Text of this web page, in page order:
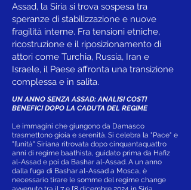
Assad, la Siria si trova sospesa tra
speranze di stabilizzazione e nuove
fragilità interne. Fra tensioni etniche,
ricostruzione e il riposizionamento di
attori come Turchia, Russia, Iran e
Israele, il Paese affronta una transizione
complessa e in salita.
UN ANNO SENZA ASSAD: ANALISI COSTI
BENEFICI DOPO LA CADUTA DEL REGIME
Le immagini che giungono da Damasco
trasmettono gioia e serenità. Si celebra la "Pace" e
"l’unità" Siriana ritrovata dopo cinquantaquattro
anni di regime baathista, guidato prima da Hafiz
al-Assad e poi da Bashar al-Assad. A un anno
dalla fuga di Bashar al-Assad a Mosca, è
necessario tirare le somme del regime change